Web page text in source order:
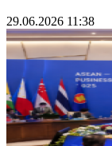
29.06.2026 11:38